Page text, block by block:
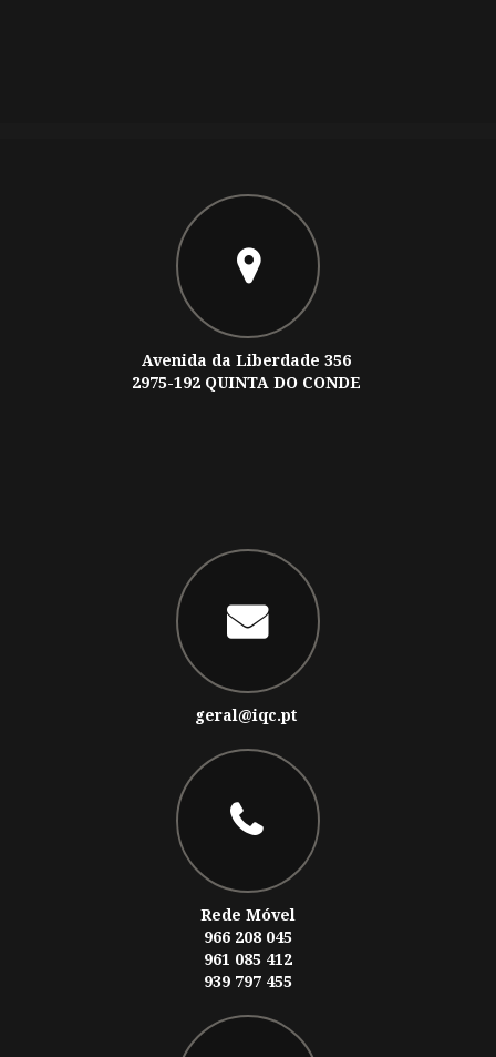
Avenida da Liberdade 356
2975-192 QUINTA DO CONDE
geral@iqc.pt
Rede Móvel
966 208 045
961 085 412
939 797 455